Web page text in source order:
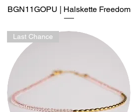
Schnellansicht
BGN11GOPU | Halskette Freedom
Last Chance